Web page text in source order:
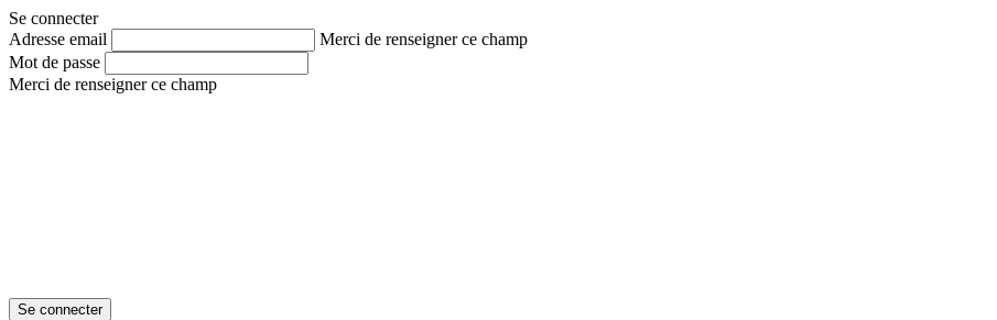
Aller
au
contenu
Aller
au
menu
Se connecter
Adresse email
Merci de renseigner ce champ
Mot de passe
Merci de renseigner ce champ